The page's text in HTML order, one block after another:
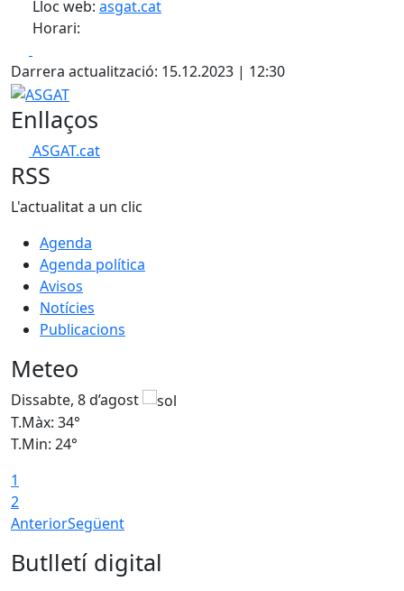
Lloc web: asgat.cat
Horari:
Darrera actualització: 15.12.2023 | 12:30
ASGAT
Enllaços
ASGAT.cat
RSS
L'actualitat a un clic
Agenda
Agenda política
Avisos
Notícies
Publicacions
Meteo
Dissabte, 8 d’agost
T.Màx: 34°
T.Min: 24°
1
2
AnteriorSegüent
Butlletí digital